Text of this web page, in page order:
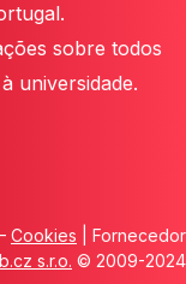
sobre todos
universidade.
Cookies | Fornecedor
s.r.o. © 2009-2024